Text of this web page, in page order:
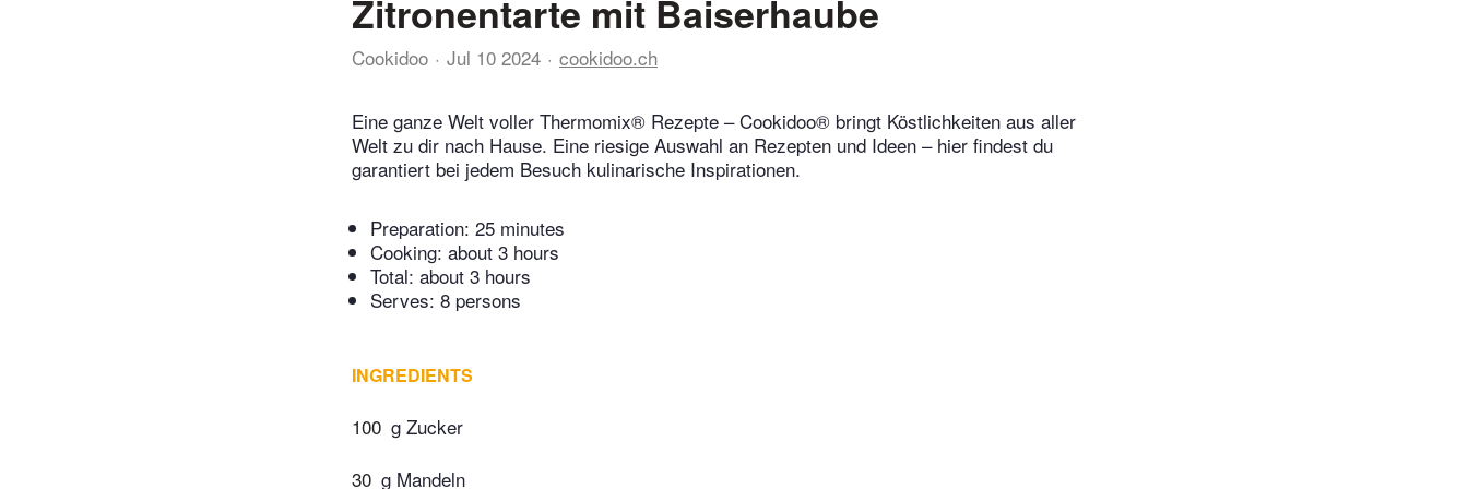
Zitronentarte mit Baiserhaube
Cookidoo Jul 10 2024 cookidoo.ch
Eine ganze Welt voller Thermomix® Rezepte – Cookidoo® bringt Köstlichkeiten aus aller
Welt zu dir nach Hause. Eine riesige Auswahl an Rezepten und Ideen – hier findest du
garantiert bei jedem Besuch kulinarische Inspirationen.
Preparation: 25 minutes
Cooking: about 3 hours
Total: about 3 hours
Serves: 8 persons
INGREDIENTS
100 g Zucker
30 g Mandeln